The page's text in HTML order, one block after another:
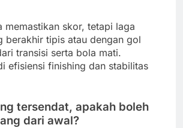
memastikan skor, tetapi laga
berakhir tipis atau dengan gol
transisi serta bola mati.
efisiensi finishing dan stabilitas
tersendat, apakah boleh
dari awal?